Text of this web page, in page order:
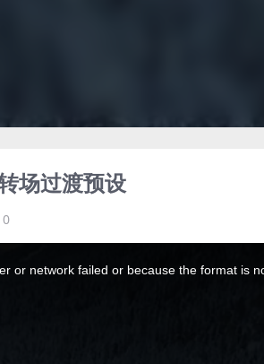
场过渡预设
0
or network failed or because the format is